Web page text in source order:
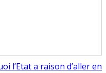
l’Etat a raison d’aller en